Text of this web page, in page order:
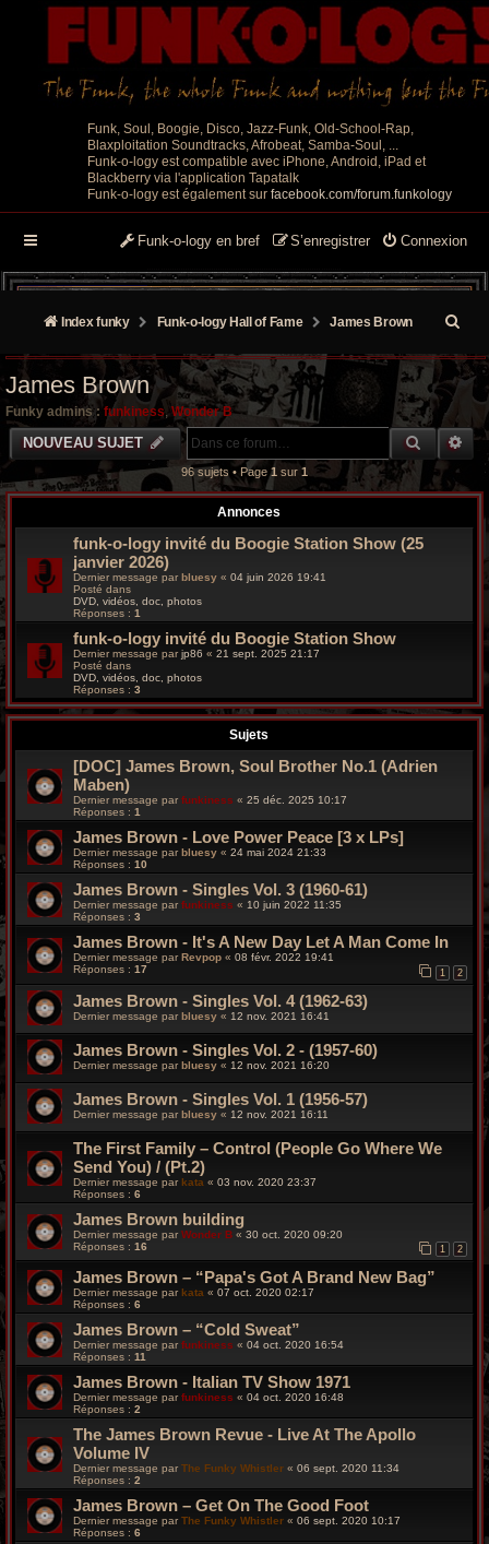
Funk, Soul, Boogie, Disco, Jazz-Funk, Old-School-Rap,
Blaxploitation Soundtracks, Afrobeat, Samba-Soul, ...
Funk-o-logy est compatible avec iPhone, Android, iPad et
Blackberry via l'application Tapatalk
Funk-o-logy est également sur facebook.com/forum.funkology
Connexion
S’enregistrer
Funk-o-logy en bref
Index funky Funk-o-logy Hall of Fame James Brown
e
h
r
c
o
James Brown
Funky admins : funkiness, Wonder B
NOUVEAU SUJET
96 sujets • Page 1 sur 1
Annonces
funk-o-logy invité du Boogie Station Show (25
janvier 2026)
Dernier message par bluesy « 04 juin 2026 19:41
Posté dans
DVD, vidéos, doc, photos
Réponses : 1
funk-o-logy invité du Boogie Station Show
Dernier message parjp86 « 21 sept. 2025 21:17
Posté dans
DVD, vidéos, doc, photos
Réponses : 3
Sujets
[DOC] James Brown, Soul Brother No.1 (Adrien
Maben)
Dernier message par funkiness « 25 déc. 2025 10:17
Réponses : 1
James Brown - Love Power Peace [3 x LPs]
Dernier message parbluesy « 24 mai 2024 21:33
Réponses : 10
James Brown - Singles Vol. 3 (1960-61)
Dernier message par funkiness « 10 juin 2022 11:35
Réponses : 3
James Brown - It's A New Day Let A Man Come In
Dernier message parRevpop « 08 févr. 2022 19:41
Réponses : 17 1 2
James Brown - Singles Vol. 4 (1962-63)
Dernier message par bluesy « 12 nov. 2021 16:41
James Brown - Singles Vol. 2 - (1957-60)
Dernier message parbluesy « 12 nov. 2021 16:20
James Brown - Singles Vol. 1 (1956-57)
Dernier message par bluesy « 12 nov. 2021 16:11
The First Family – Control (People Go Where We
Send You) / (Pt.2)
Dernier message par kata « 03 nov. 2020 23:37
Réponses : 6
James Brown building
Dernier message par Wonder B « 30 oct. 2020 09:20
Réponses : 16 1 2
James Brown – “Papa's Got A Brand New Bag”
Dernier message parkata « 07 oct. 2020 02:17
Réponses : 6
James Brown – “Cold Sweat”
Dernier message par funkiness « 04 oct. 2020 16:54
Réponses : 11
James Brown - Italian TV Show 1971
Dernier message parfunkiness « 04 oct. 2020 16:48
Réponses : 2
The James Brown Revue - Live At The Apollo
Volume IV
Dernier message par The Funky Whistler « 06 sept. 2020 11:34
Réponses : 2
James Brown – Get On The Good Foot
Dernier message parThe Funky Whistler « 06 sept. 2020 10:17
Réponses : 6